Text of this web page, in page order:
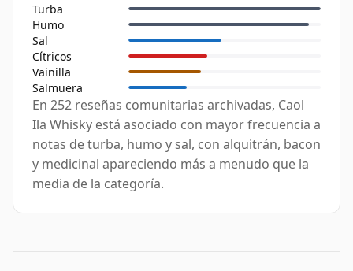
Turba
Humo
Sal
Cítricos
Vainilla
Salmuera
En 252 reseñas comunitarias archivadas, Caol
Ila Whisky está asociado con mayor frecuencia a
notas de turba, humo y sal, con alquitrán, bacon
y medicinal apareciendo más a menudo que la
media de la categoría.